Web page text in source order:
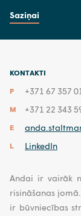
Saziņai
KONTAKTI
P
+371 67 357
M +371 22 343
E
L LinkedIn
Andai ir vairāk
risināšanas
ir būvniecības